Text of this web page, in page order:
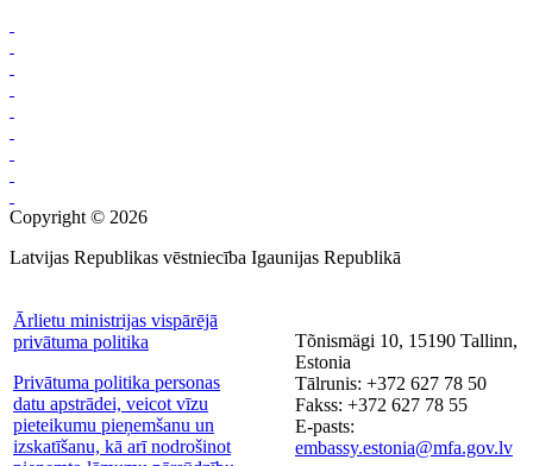
Copyright © 2026
Latvijas Republikas vēstniecība Igaunijas Republikā
Ārlietu ministrijas vispārējā
privātuma politika
Privātuma politika personas
datu apstrādei, veicot vīzu
pieteikumu pieņemšanu un
izskatīšanu, kā arī nodrošinot
Tõnismägi 10, 15190 Tallinn,
Estonia
Tālrunis: +372 627 78 50
Fakss: +372 627 78 55
E-pasts:
embassy.estonia@mfa.gov.lv